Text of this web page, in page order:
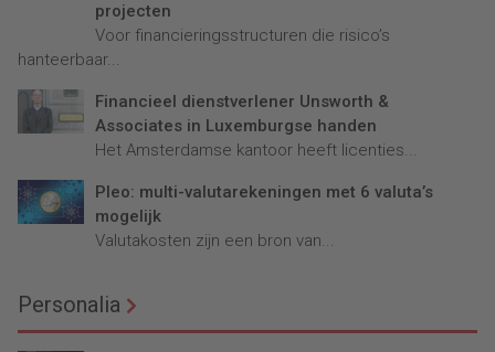
projecten
Voor financieringsstructuren die risico’s
hanteerbaar...
Financieel dienstverlener Unsworth &
Associates in Luxemburgse handen
Het Amsterdamse kantoor heeft licenties...
Pleo: multi-valutarekeningen met 6 valuta’s
mogelijk
Valutakosten zijn een bron van...
Personalia